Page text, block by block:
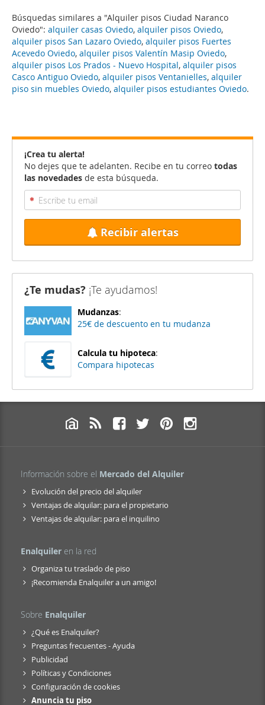
Búsquedas similares a "Alquiler pisos Ciudad Naranco
Oviedo": alquiler casas Oviedo, alquiler pisos Oviedo,
alquiler pisos San Lazaro Oviedo, alquiler pisos Fuertes
Acevedo Oviedo, alquiler pisos Valentín Masip Oviedo,
alquiler pisos Los Prados - Nuevo Hospital, alquiler pisos
Casco Antiguo Oviedo, alquiler pisos Ventanielles, alquiler
piso sin muebles Oviedo, alquiler pisos estudiantes Oviedo.
¡Crea tu alerta!
No dejes que te adelanten. Recibe en tu correo todas
las novedades de esta búsqueda.
Recibir alertas
¿Te mudas? ¡Te ayudamos!
Mudanzas:
25€ de descuento en tu mudanza
Calcula tu hipoteca:
Compara hipotecas
Información sobre el Mercado del Alquiler
Evolución del precio del alquiler
Ventajas de alquilar: para el propietario
Ventajas de alquilar: para el inquilino
Enalquiler en la red
Organiza tu traslado de piso
¡Recomienda Enalquiler a un amigo!
Sobre Enalquiler
¿Qué es Enalquiler?
Preguntas frecuentes - Ayuda
Publicidad
Políticas y Condiciones
Configuración de cookies
Anuncia tu piso